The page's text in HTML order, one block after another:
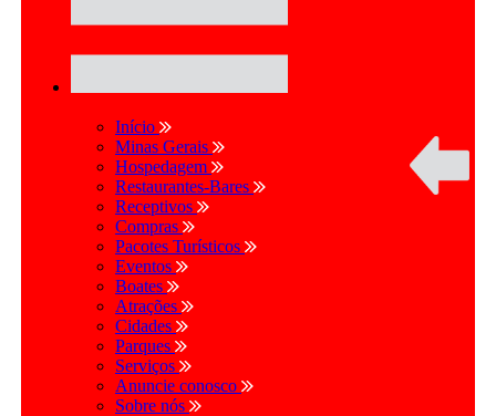
Início
Minas Gerais
Hospedagem
Restaurantes-Bares
Receptivos
Compras
Pacotes Turísticos
Eventos
Boates
Atrações
Cidades
Parques
Serviços
Anuncie conosco
Sobre nós